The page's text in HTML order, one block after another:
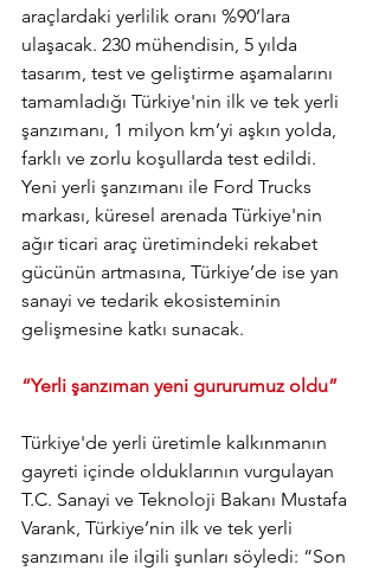
araçlardaki yerlilik oranı %90’lara
ulaşacak. 230 mühendisin, 5 yılda
tasarım, test ve geliştirme aşamalarını
tamamladığı Türkiye'nin ilk ve tek yerli
şanzımanı, 1 milyon km’yi aşkın yolda,
farklı ve zorlu koşullarda test edildi.
Yeni yerli şanzımanı ile Ford Trucks
markası, küresel arenada Türkiye'nin
ağır ticari araç üretimindeki rekabet
gücünün artmasına, Türkiye’de ise yan
sanayi ve tedarik ekosisteminin
gelişmesine katkı sunacak.
“Yerli şanzıman yeni gururumuz oldu”
Türkiye'de yerli üretimle kalkınmanın
gayreti içinde olduklarının vurgulayan
T.C. Sanayi ve Teknoloji Bakanı Mustafa
Varank, Türkiye’nin ilk ve tek yerli
şanzımanı ile ilgili şunları söyledi: “Son